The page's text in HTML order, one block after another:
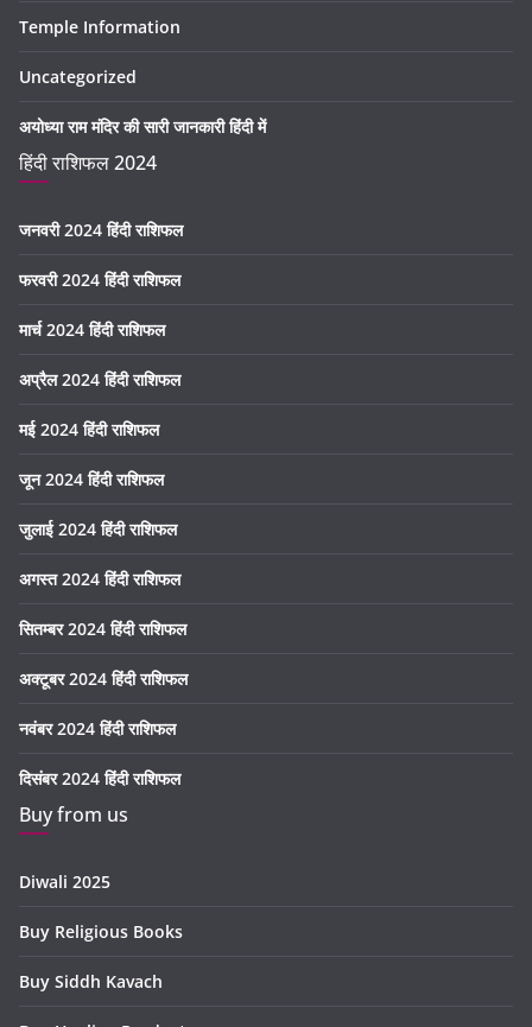
Temple Information
Uncategorized
अयोध्या राम मंदिर की सारी जानकारी हिंदी में
हिंदी राशिफल 2024
जनवरी 2024 हिंदी राशिफल
फरवरी 2024 हिंदी राशिफल
मार्च 2024 हिंदी राशिफल
अप्रैल 2024 हिंदी राशिफल
मई 2024 हिंदी राशिफल
जून 2024 हिंदी राशिफल
जुलाई 2024 हिंदी राशिफल
अगस्त 2024 हिंदी राशिफल
सितम्बर 2024 हिंदी राशिफल
अक्टूबर 2024 हिंदी राशिफल
नवंबर 2024 हिंदी राशिफल
दिसंबर 2024 हिंदी राशिफल
Buy from us
Diwali 2025
Buy Religious Books
Buy Siddh Kavach